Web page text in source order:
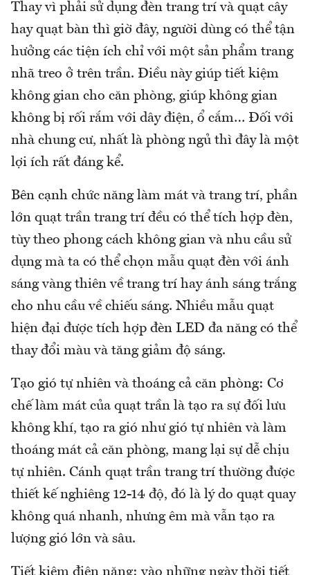
Thay vì phải sử dụng đèn trang trí và quạt cây
hay quạt bàn thì giờ đây, người dùng có thể tận
hưởng các tiện ích chỉ với một sản phẩm trang
nhã treo ở trên trần. Điều này giúp tiết kiệm
không gian cho căn phòng, giúp không gian
không bị rối rắm với dây điện, ổ cắm… Đối với
nhà chung cư, nhất là phòng ngủ thì đây là một
lợi ích rất đáng kể.
Bên cạnh chức năng làm mát và trang trí, phần
lớn quạt trần trang trí đều có thể tích hợp đèn,
tùy theo phong cách không gian và nhu cầu sử
dụng mà ta có thể chọn mẫu quạt đèn với ánh
sáng vàng thiên về trang trí hay ánh sáng trắng
cho nhu cầu về chiếu sáng. Nhiều mẫu quạt
hiện đại được tích hợp đèn LED đa năng có thể
thay đổi màu và tăng giảm độ sáng.
Tạo gió tự nhiên và thoáng cả căn phòng: Cơ
chế làm mát của quạt trần là tạo ra sự đối lưu
không khí, tạo ra gió như gió tự nhiên và làm
thoáng mát cả căn phòng, mang lại sự dễ chịu
tự nhiên. Cánh quạt trần trang trí thường được
thiết kế nghiêng 12-14 độ, đó là lý do quạt quay
không quá nhanh, nhưng êm mà vẫn tạo ra
lượng gió lớn và sâu.